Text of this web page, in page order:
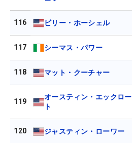
116 ビリー・ホーシェル
117 シーマス・パワー
118 マット・クーチャー
119
オースティン・エックロー
ト
120 ジャスティン・ローワー